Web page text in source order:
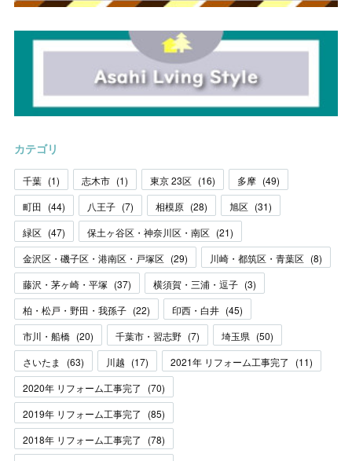
カテゴリ
千葉 (1) 志木市 (1) 東京 23区 (16) 多摩 (49)
町田 (44) 八王子 (7) 相模原 (28) 旭区 (31)
緑区 (47) 保土ヶ谷区・神奈川区・南区 (21)
金沢区・磯子区・港南区・戸塚区 (29) 川崎・都筑区・青葉区 (8)
藤沢・茅ヶ崎・平塚 (37) 横須賀・三浦・逗子 (3)
柏・松戸・野田・我孫子 (22) 印西・白井 (45)
市川・船橋 (20) 千葉市・習志野 (7) 埼玉県 (50)
さいたま
(63) 川越 (17) 2021年 リフォーム工事完了 (11)
2020年 リフォーム工事完了
(70)
2019年 リフォーム工事完了
(85)
2018年 リフォーム工事完了
(78)